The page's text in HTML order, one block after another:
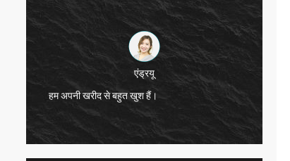
एंड्रयू
हम अपनी खरीद से बहुत खुश हैं।